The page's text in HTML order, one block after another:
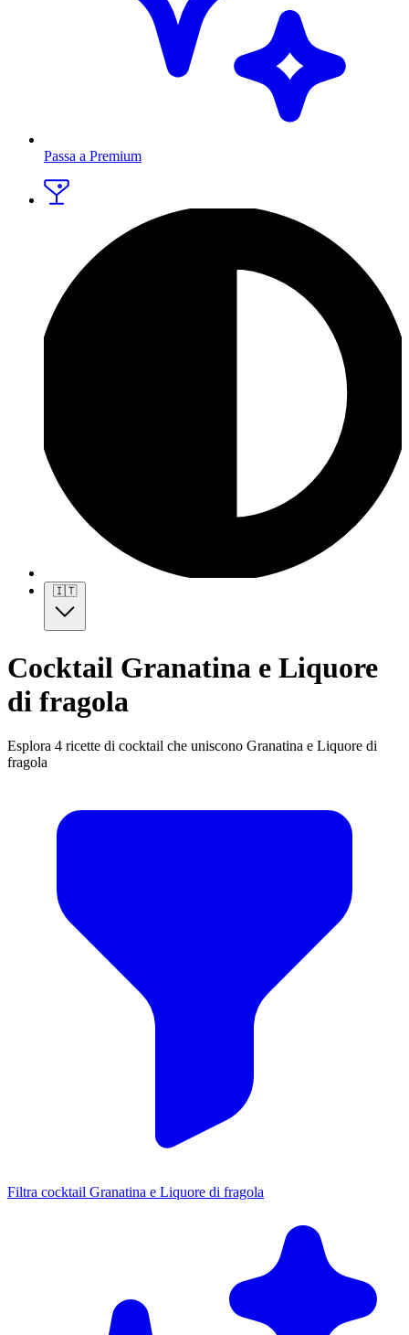
Passa a Premium
🇮🇹
Cocktail Granatina e Liquore
di fragola
Esplora 4 ricette di cocktail che uniscono Granatina e Liquore di
fragola
Filtra cocktail Granatina e Liquore di fragola